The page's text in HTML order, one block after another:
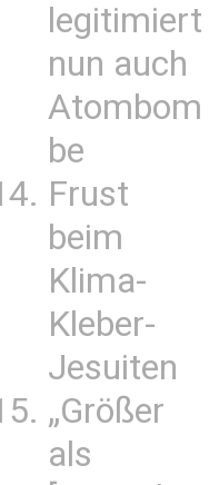
legitimiert
nun auch
Atombom
be
Frust
beim
Klima-
Kleber-
Jesuiten
„Größer
als